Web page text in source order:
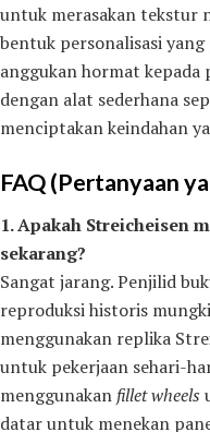
untuk merasakan tekstur
bentuk personalisasi
anggukan hormat kepada
dengan alat sederhana
menciptakan keindahan
FAQ (Pertanyaan
1. Apakah Streicheisen
sekarang?
Sangat jarang. Penjilid
reproduksi historis
menggunakan replika
untuk pekerjaan sehari-
menggunakan fillet wheels
datar untuk menekan